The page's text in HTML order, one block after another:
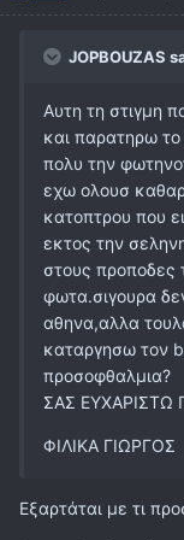
JOPBOUZAS
Αυτη τη στιγμη
και παρατηρω
πολυ την
εχω ολουσ
κατοπτρου που
εκτος την
στους προποδες
φωτα.σιγουρα
αθηνα,αλλα
καταργησω τον
προσοφθαλμια?
ΣΑΣ ΕΥΧΑΡΙΣΤΩ
ΦΙΛΙΚΑ ΓΙΩΡΓΟΣ
Εξαρτάται με τι